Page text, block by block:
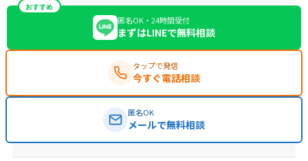
おすすめ
匿名OK・24時間受付
まずはLINEで無料相談
タップで発信
今すぐ電話相談
匿名OK
メールで無料相談